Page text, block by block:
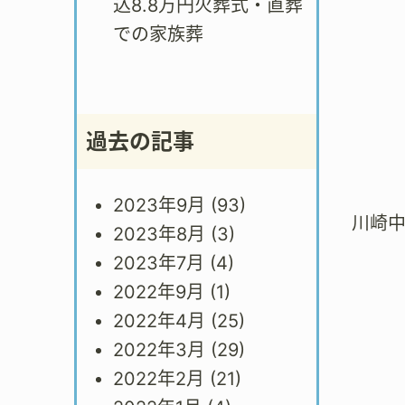
込8.8万円火葬式・直葬
での家族葬
過去の記事
2023年9月 (93)
2023年8月 (3)
2023年7月 (4)
2022年9月 (1)
2022年4月 (25)
2022年3月 (29)
2022年2月 (21)
川崎